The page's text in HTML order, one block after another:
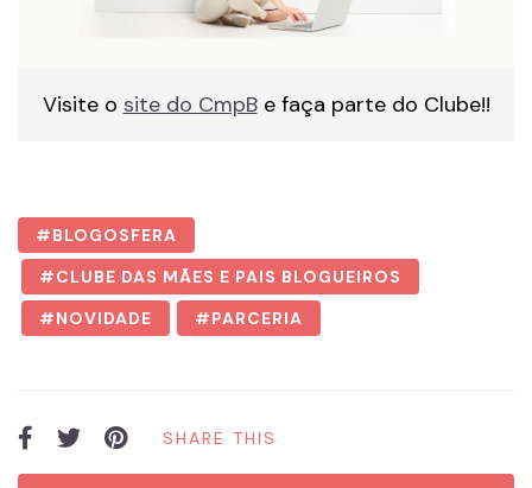
Visite o site do CmpBe faça parte do Clube!!
BLOGOSFERA
CLUBE DAS MÃES E PAIS BLOGUEIROS
NOVIDADE
PARCERIA
SHARE THIS